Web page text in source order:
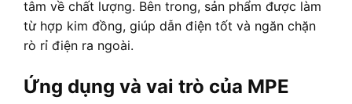
tâm về chất lượng. Bên trong, sản phẩm được làm
từ hợp kim đồng, giúp dẫn điện tốt và ngăn chặn
rò rỉ điện ra ngoài.
Ứng dụng và vai trò của MPE